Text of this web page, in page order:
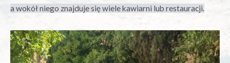
a wokół niego znajduje się wiele kawiarni lub restauracji.